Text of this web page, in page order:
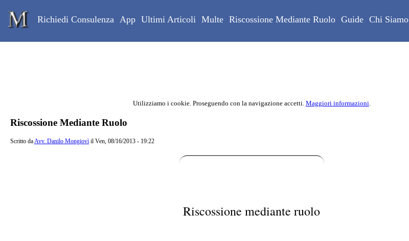
Studio Legale Mongiovì
Richiedi Consulenza App Ultimi Articoli Multe Riscossione Mediante Ruolo Guide Chi Siamo
Contenuto principale della pagina
Utilizziamo i cookie. Proseguendo con la navigazione accetti. Maggiori informazioni.
Riscossione Mediante Ruolo
Scritto daAvv. Danilo Mongiovì il Ven, 08/16/2013 - 19:22
Riscossione mediante ruolo